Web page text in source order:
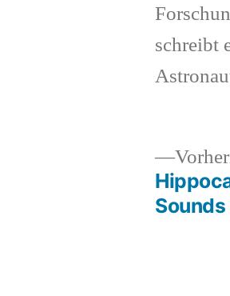
schreibt
Sounds